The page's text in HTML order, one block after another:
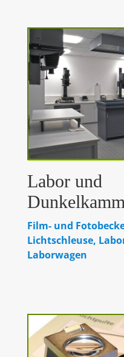
Labor und
Film- und
Lichtschleuse,
Laborwagen